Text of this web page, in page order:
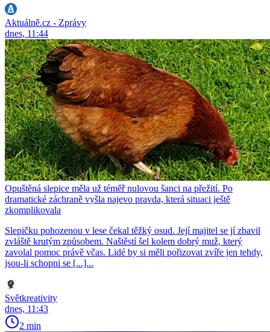
Aktuálně.cz - Zprávy
dnes, 11:44
Opuštěná slepice měla už téměř nulovou šanci na přežití. Po
dramatické záchraně vyšla najevo pravda, která situaci ještě
zkomplikovala
Slepičku pohozenou v lese čekal těžký osud. Její majitel se jí zbavil
zvláště krutým způsobem. Naštěstí šel kolem dobrý muž, který
zavolal pomoc právě včas. Lidé by si měli pořizovat zvíře jen tehdy,
jsou-li schopni se [...]...
Světkreativity
dnes, 11:43
2 min